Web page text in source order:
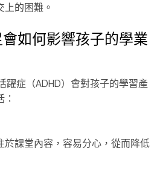
的困難。
如何影響孩子的學業
躍症（ADHD）會對孩子的學習產
於課堂內容，容易分心，從而降低